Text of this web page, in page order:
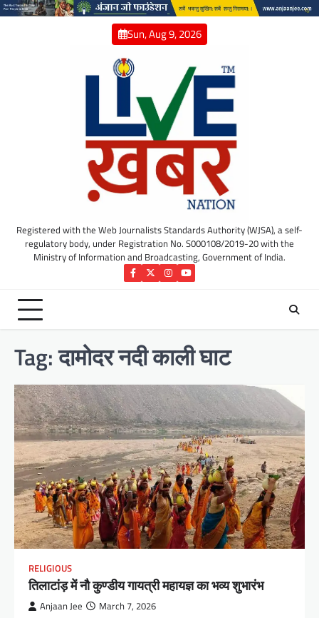
Skip
Sun, Aug 9, 2026
Registered with the Web Journalists Standards Authority (WJSA), a self-
regulatory body, under Registration No. S000108/2019-20 with the
Ministry of Information and Broadcasting, Government of India.
Facebook
TwitterInstagram
YouTube
Tag:दामोदर नदी काली घाट
RELIGIOUS
तिलाटांड़ में नौ कुण्डीय गायत्री महायज्ञ का भव्य शुभारंभ
Anjaan Jee March 7, 2026